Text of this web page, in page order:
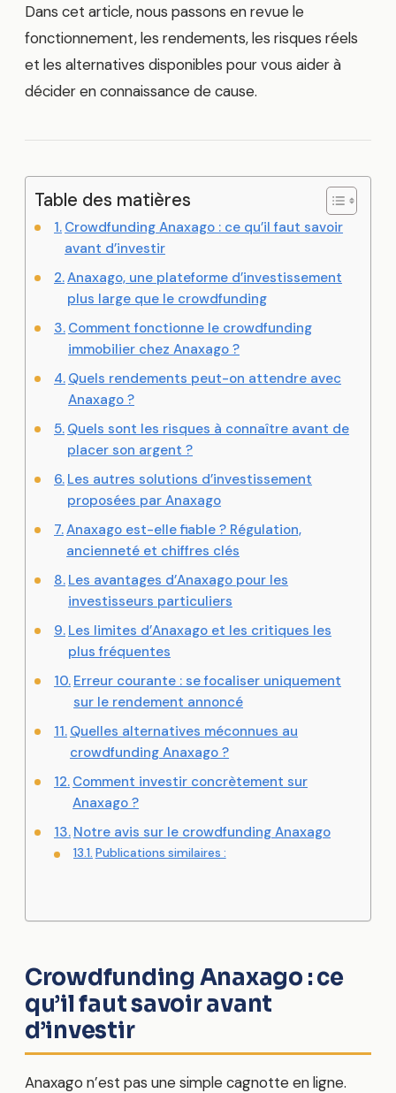
Dans cet article, nous passons en revue le
fonctionnement, les rendements, les risques réels
et les alternatives disponibles pour vous aider à
décider en connaissance de cause.
Table des matières
Crowdfunding Anaxago : ce qu’il faut savoir
avant d’investir
Anaxago, une plateforme d’investissement
plus large que le crowdfunding
Comment fonctionne le crowdfunding
immobilier chez Anaxago ?
Quels rendements peut-on attendre avec
Anaxago ?
Quels sont les risques à connaître avant de
placer son argent ?
Les autres solutions d’investissement
proposées par Anaxago
Anaxago est-elle fiable ? Régulation,
ancienneté et chiffres clés
Les avantages d’Anaxago pour les
investisseurs particuliers
Les limites d’Anaxago et les critiques les
plus fréquentes
Erreur courante : se focaliser uniquement
sur le rendement annoncé
Quelles alternatives méconnues au
crowdfunding Anaxago ?
Comment investir concrètement sur
Anaxago ?
Notre avis sur le crowdfunding Anaxago
Publications similaires :
Crowdfunding Anaxago : ce
qu’il faut savoir avant
d’investir
Anaxago n’est pas une simple cagnotte en ligne.